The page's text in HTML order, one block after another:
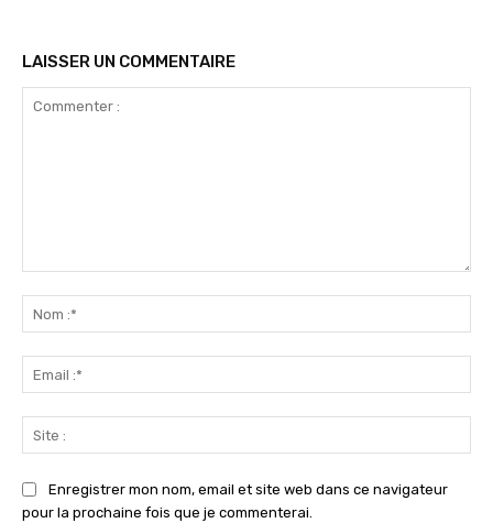
LAISSER UN COMMENTAIRE
:*
:*
:
Enregistrer mon nom, email et site web dans ce navigateur
pour la prochaine fois que je commenterai.